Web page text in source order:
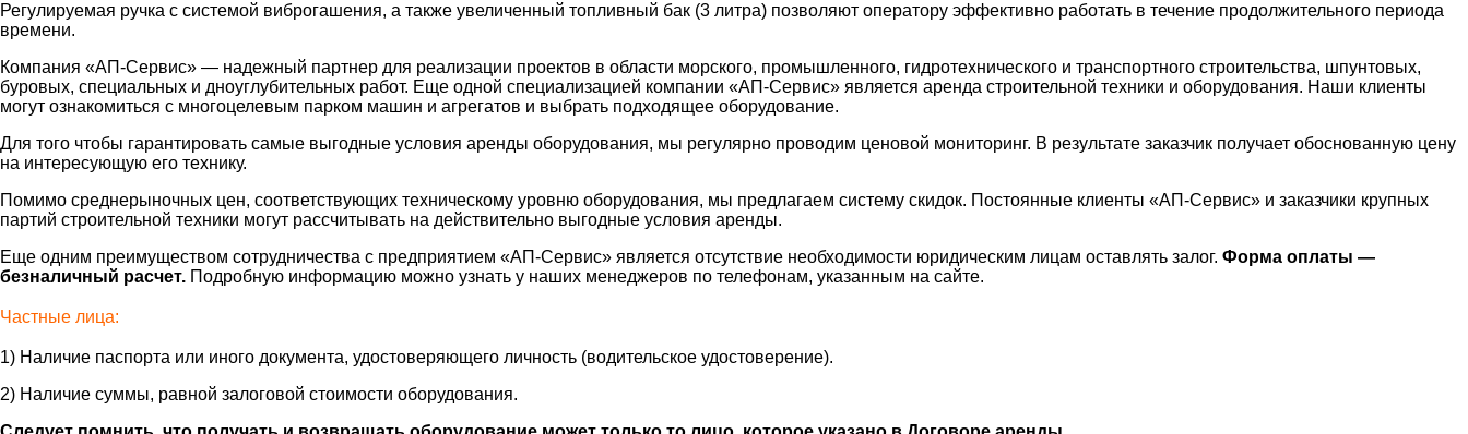
Регулируемая ручка с системой виброгашения, а также увеличенный топливный бак (3 литра) позволяют оператору эффективно работать в течение продолжительного периода
времени.
Компания «АП-Сервис» — надежный партнер для реализации проектов в области морского, промышленного, гидротехнического и транспортного строительства, шпунтовых,
буровых, специальных и дноуглубительных работ. Еще одной специализацией компании «АП-Сервис» является аренда строительной техники и оборудования. Наши клиенты
могут ознакомиться с многоцелевым парком машин и агрегатов и выбрать подходящее оборудование.
Для того чтобы гарантировать самые выгодные условия аренды оборудования, мы регулярно проводим ценовой мониторинг. В результате заказчик получает обоснованную цену
на интересующую его технику.
Помимо среднерыночных цен, соответствующих техническому уровню оборудования, мы предлагаем систему скидок. Постоянные клиенты «АП-Сервис» и заказчики крупных
партий строительной техники могут рассчитывать на действительно выгодные условия аренды.
Еще одним преимуществом сотрудничества с предприятием «АП-Сервис» является отсутствие необходимости юридическим лицам оставлять залог. Форма оплаты —
безналичный расчет. Подробную информацию можно узнать у наших менеджеров по телефонам, указанным на сайте.
Частные лица:
1) Наличие паспорта или иного документа, удостоверяющего личность (водительское удостоверение).
2) Наличие суммы, равной залоговой стоимости оборудования.